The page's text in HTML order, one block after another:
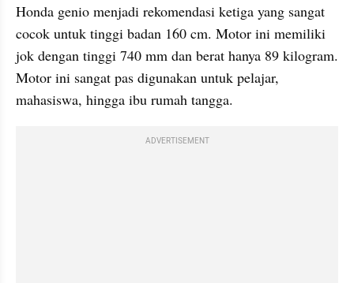
Honda genio menjadi rekomendasi ketiga yang sangat
cocok untuk tinggi badan 160 cm. Motor ini memiliki
jok dengan tinggi 740 mm dan berat hanya 89 kilogram.
Motor ini sangat pas digunakan untuk pelajar,
mahasiswa, hingga ibu rumah tangga.
ADVERTISEMENT